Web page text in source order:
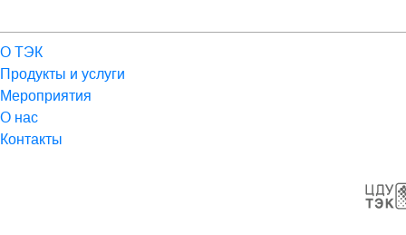
О ТЭК
Продукты и услуги
Мероприятия
О нас
Контакты